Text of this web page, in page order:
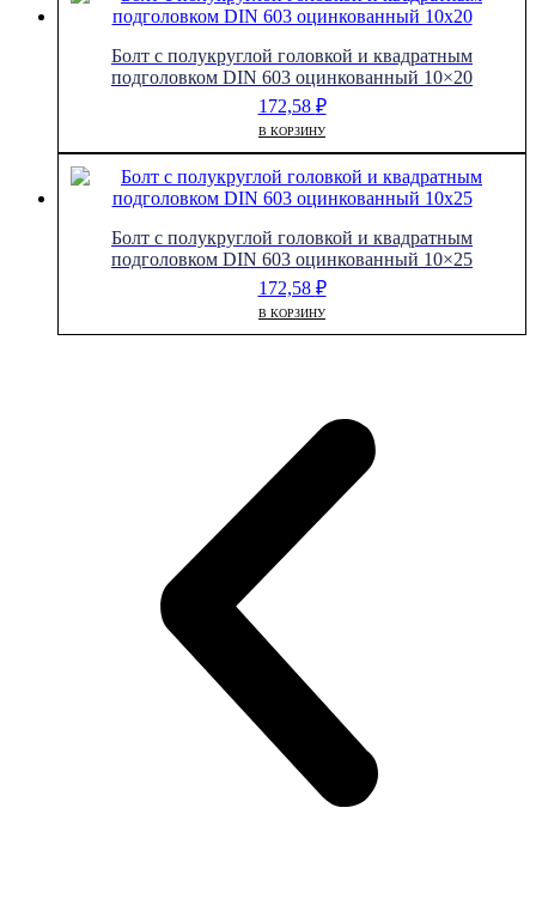
Болт с полукруглой головкой и квадратным
подголовком DIN 603 оцинкованный 10×20
172,58 ₽
В КОРЗИНУ
Болт с полукруглой головкой и квадратным
подголовком DIN 603 оцинкованный 10×25
172,58 ₽
В КОРЗИНУ